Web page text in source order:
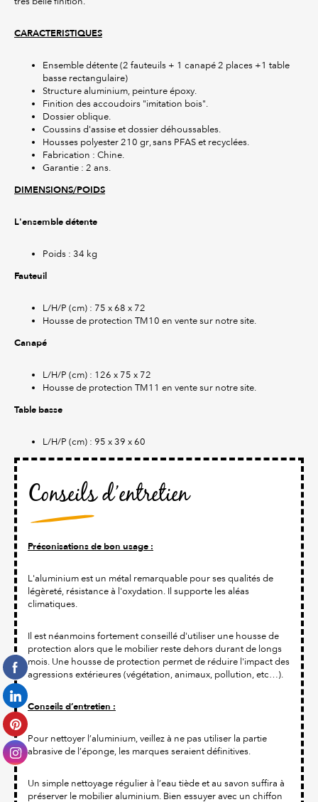
CARACTERISTIQUES
Ensemble détente (2 fauteuils + 1 canapé 2 places +1 table
basse rectangulaire)
Structure aluminium, peinture époxy.
Finition des accoudoirs "imitation bois".
Dossier oblique.
Coussins d'assise et dossier déhoussables.
Housses polyester 210 gr, sans PFAS et recyclées.
Fabrication : Chine.
Garantie : 2 ans.
DIMENSIONS/POIDS
L'ensemble détente
Poids : 34 kg
Fauteuil
L/H/P (cm) : 75 x 68 x 72
Housse de protection TM10 en vente sur notre site.
Canapé
L/H/P (cm) : 126 x 75 x 72
Housse de protection TM11 en vente sur notre site.
Table basse
L/H/P (cm) : 95 x 39 x 60
Conseils d’entretien
Préconisations de bon usage :
L'aluminium est un métal remarquable pour ses qualités de
légèreté, résistance à l'oxydation. Il supporte les aléas
climatiques.
Il est néanmoins fortement conseillé d'utiliser une housse de
protection alors que le mobilier reste dehors durant de longs
mois. Une housse de protection permet de réduire l'impact des
agressions extérieures (végétation, animaux, pollution, etc…).
Conseils d’entretien :
Pour nettoyer l’aluminium, veillez à ne pas utiliser la partie
abrasive de l’éponge, les marques seraient définitives.
Un simple nettoyage régulier à l’eau tiède et au savon suffira à
préserver le mobilier aluminium. Bien essuyer avec un chiffon